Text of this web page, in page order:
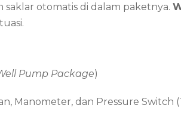
saklar otomatis di dalam paketnya.
Pump Package)
Manometer, dan Pressure Switch